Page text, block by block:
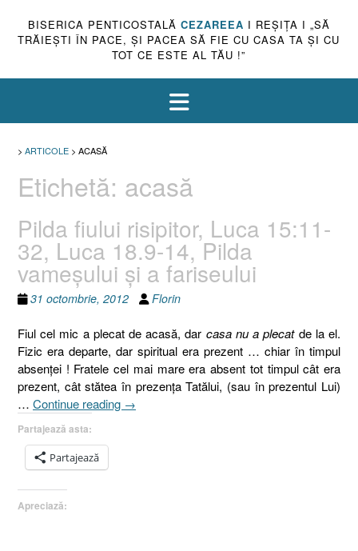
BISERICA PENTICOSTALĂ CEZAREEA I REŞIŢA I „SĂ
TRĂIEŞTI ÎN PACE, ŞI PACEA SĂ FIE CU CASA TA ŞI CU
TOT CE ESTE AL TĂU !”
> ARTICOLE > ACASĂ
Etichetă: acasă
Pilda fiului risipitor, Luca 15:11-
32, Luca 18.9-14, Pilda
vameşului şi a fariseului
31 octombrie, 2012 Florin
Fiul cel mic a plecat de acasă, dar casa nu a plecatde la el.
Fizic era departe, dar spiritual era prezent … chiar în timpul
absenţei ! Fratele cel mai mare era absent tot timpul cât era
prezent, cât stătea în prezenţa Tatălui, (sau în prezentul Lui)
… Continue reading „Pilda
→
Partajează asta:
Partajează
Apreciază: